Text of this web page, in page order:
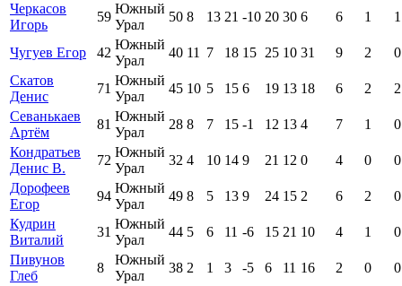
Черкасов
Игорь
59
Южный
Урал
50 8 13 21 -10 20 30 6 6 1 1
Чугуев Егор 42
Южный
Урал
40 11 7 18 15 25 10 31 9 2
0
Скатов
Денис
71
Южный
Урал
45 10 5 15 6 19 13 18 6 2
2
Севанькаев
Артём
81
Южный
Урал
28 8 7 15 -1 12 13 4 7 1
0
Кондратьев
Денис В.
72
Южный
Урал
32 4 10 14 9 21 12 0 4 0
0
Дорофеев
Егор
94
Южный
Урал
49 8 5 13 9 24 15 2 6 2
0
Кудрин
Виталий
31
Южный
Урал
44 5 6 11 -6 15 21 10 4 1
0
Пивунов
Глеб
8
Южный
Урал
38 2 1 3 -5 6 11 16 2 0
0